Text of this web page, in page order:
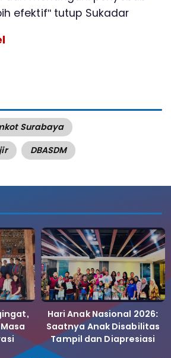
efektif" tutup Sukadar
Surabaya
DBASDM
Hari Anak Nasional 2026:
Saatnya Anak Disabilitas
Tampil dan Diapresiasi